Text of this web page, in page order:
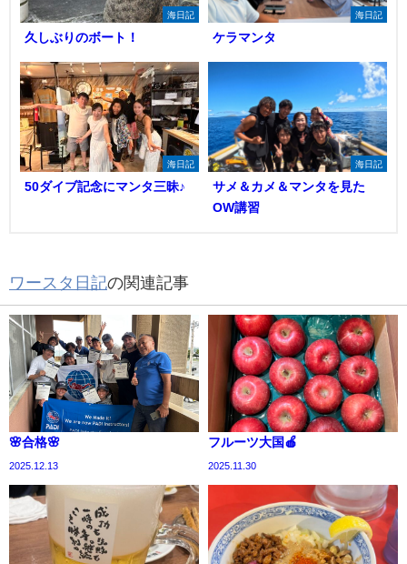
海日記
久しぶりのボート！
海日記
ケラマンタ
海日記
50ダイブ記念にマンタ三昧♪
海日記
サメ＆カメ＆マンタを見た
OW講習
ワースタ日記の関連記事
🌸合格🌸
2025.12.13
フルーツ大国🍎
2025.11.30